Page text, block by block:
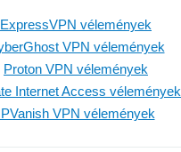
ExpressVPN vélemények
VPN vélemények
Proton VPN vélemények
Internet Access vélemények
VPN vélemények